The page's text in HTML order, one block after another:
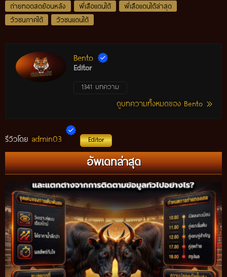
ถ่ายทอดสดย้อนหลัง
พี่เสือแดนใต้
พี่เสือแดนใต้ล่าสุด
วัวชนภาคใต้
วัวชนแดนใต้
Bento
Editor
1341 บทความ
ดูบทความทั้งหมดของ Bento
รีวิวโดย admin03 Editor
อัพเดทล่าสุด